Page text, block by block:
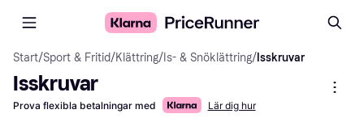
Start/Sport & Fritid/Klättring/ Is- & Snöklättring/ Isskruvar
Isskruvar
Prova flexibla betalningar med Lär dig hur